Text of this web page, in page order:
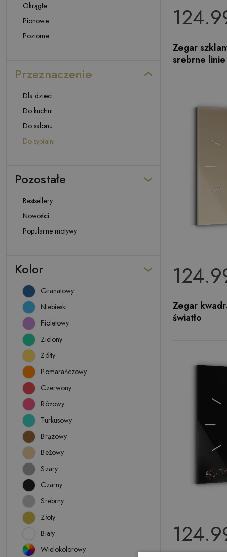
Okrągłe
Pionowe
Poziome
Przeznaczenie
Dla dzieci
Do kuchni
Do salonu
Do sypialni
Pozostałe
Bestsellery
Nowości
Popularne motywy
Kolor
Granatowy
Niebieski
Fioletowy
Zielony
Żółty
Pomarańczowy
Czerwony
Różowy
Turkusowy
Brązowy
Beżowy
Szary
Czarny
Srebrny
Złoty
Biały
Wielokolorowy
Zegar
srebrne linie
Zegar
światło